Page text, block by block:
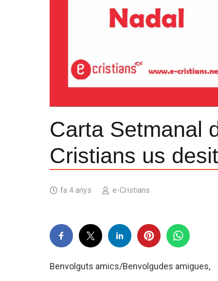
Carta Setmanal
Cristians us
fa 4 anys e-Cristians
Benvolguts amics/Benvolgudes amigues,